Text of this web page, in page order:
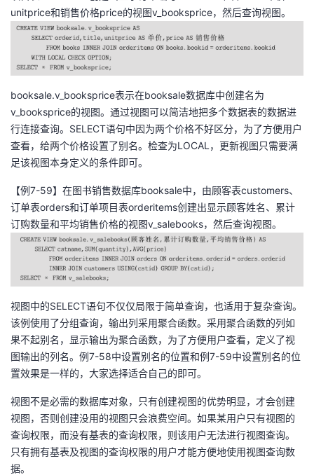
unitprice和销售价格price的视图v_booksprice，然后查询视图。
booksale.v_booksprice表示在booksale数据库中创建名为
v_booksprice的视图。通过视图可以简洁地把多个数据表的数据进
行连接查询。SELECT语句中因为两个价格不好区分，为了方便用户
查看，给两个价格设置了别名。检查为LOCAL，更新视图只需要满
足该视图本身定义的条件即可。
【例7-59】在图书销售数据库booksale中，由顾客表customers、
订单表orders和订单项目表orderitems创建出显示顾客姓名、累计
订购数量和平均销售价格的视图v_salebooks，然后查询视图。
视图中的SELECT语句不仅仅局限于简单查询，也适用于复杂查询。
该例使用了分组查询，输出列采用聚合函数。采用聚合函数的列如
果不起别名，显示输出为聚合函数，为了方便用户查看，定义了视
图输出的列名。例7-58中设置别名的位置和例7-59中设置别名的位
置效果是一样的，大家选择适合自己的即可。
视图不是必需的数据库对象，只有创建视图的优势明显，才会创建
视图，否则创建没用的视图只会浪费空间。如果某用户只有视图的
查询权限，而没有基表的查询权限，则该用户无法进行视图查询。
只有拥有基表及视图的查询权限的用户才能方便地使用视图查询数
据。